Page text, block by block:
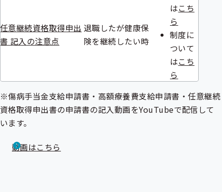
任意継続資格取得申出
書 記入の注意点
退職したが健康保
険を継続したい時
はこち
ら
制度に
ついて
はこち
ら
※傷病手当金支給申請書・ 高額療養費支給申請書・任意継続
資格取得申出書の申請書の記入動画をYouTubeで配信して
います。
動画はこちら